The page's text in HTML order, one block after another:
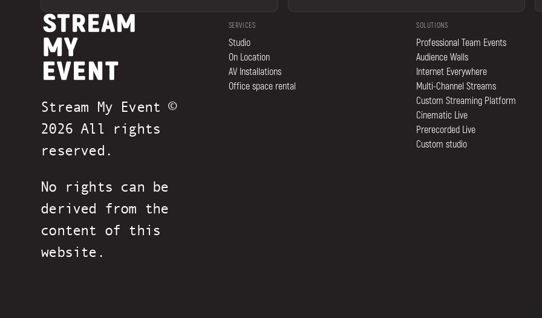
Stream My Event ©
2026 All rights
reserved.
No rights can be
derived from the
content of this
website.
SERVICES
Studio
On Location
AV Installations
Office space rental
SOLUTIONS
Professional Team Events
Audience Walls
Internet Everywhere
Multi-Channel Streams
Custom Streaming Platform
Cinematic Live
Prerecorded Live
Custom studio